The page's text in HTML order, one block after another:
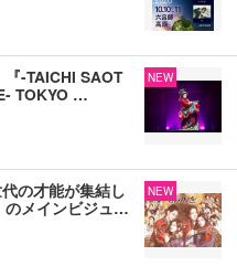
-TAICHI SAOT
TOKYO …
NEW
の才能が集結し
のメインビジュ…
NEW